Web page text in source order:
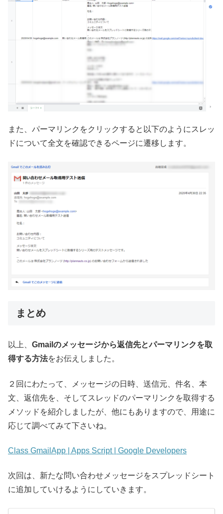
また、パーマリンクをクリックすると以下のようにスレッ
ドについて全文を確認できるページに遷移します。
まとめ
以上、 Gmailのメッセージから返信先とパーマリンクを取
得する方法をお伝えしました。
２回にわたって、メッセージの日時、送信元、件名、本
文、返信先を、そしてスレッドのパーマリンクを取得する
メソッドを紹介しましたが、他にもありますので、用途に
応じて調べてみて下さいね。
Class GmailApp | Apps Script | Google Developers
次回は、新たな問い合わせメッセージをスプレッドシート
に追加していけるようにしていきます。